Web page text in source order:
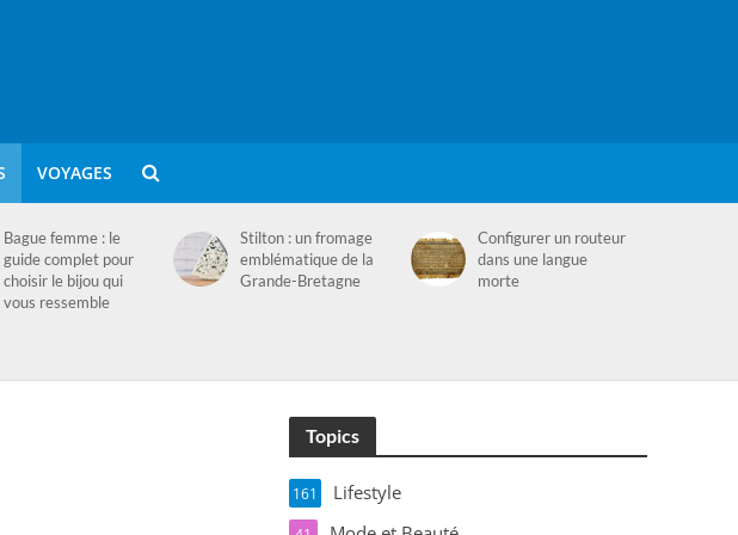
VOYAGES
Bague femme : le
guide complet pour
choisir le bijou qui
vous ressemble
Stilton : un fromage
emblématique de la
Grande-Bretagne
Configurer un routeur
dans une langue
morte
Topics
Lifestyle
161